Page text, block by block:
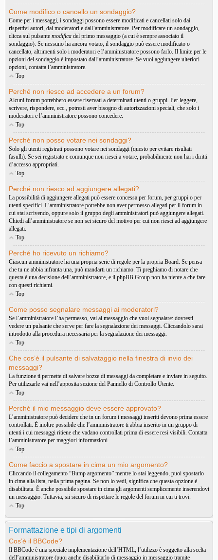
Come modifico o cancello un sondaggio?
Come per i messaggi, i sondaggi possono essere modificati e cancellati solo dai
rispettivi autori, dai moderatori e dall’amministratore. Per modificare un sondaggio,
clicca sul pulsante modifica del primo messaggio (a cui è sempre associato il
sondaggio). Se nessuno ha ancora votato, il sondaggio può essere modificato o
cancellato, altrimenti solo i moderatori e l’amministratore possono farlo. Il limite per le
opzioni del sondaggio è impostato dall’amministratore. Se vuoi aggiungere ulteriori
opzioni, contatta l’amministratore.
Top
Perché non riesco ad accedere a un forum?
Alcuni forum potrebbero essere riservati a determinati utenti o gruppi. Per leggere,
scrivere, rispondere, ecc., potresti aver bisogno di autorizzazioni speciali, che solo i
moderatori e l’amministratore possono concedere.
Top
Perché non posso votare nei sondaggi?
Solo gli utenti registrati possono votare nei sondaggi (questo per evitare risultati
fasulli). Se sei registrato e comunque non riesci a votare, probabilmente non hai i diritti
d’accesso appropriati.
Top
Perché non riesco ad aggiungere allegati?
La possibilità di aggiungere allegati può essere concessa per forum, per gruppi o per
utenti specifici. L’amministratore potrebbe non aver permesso allegati per il forum in
cui stai scrivendo, oppure solo il gruppo degli amministratori può aggiungere allegati.
Chiedi all’amministratore se non sei sicuro del motivo per cui non riesci ad aggiungere
allegati.
Top
Perché ho ricevuto un richiamo?
Ciascun amministratore ha una propria serie di regole per la propria Board. Se pensa
che tu ne abbia infranta una, può mandarti un richiamo. Ti preghiamo di notare che
questa è una decisione dell’amministratore, e il phpBB Group non ha niente a che fare
con questi richiami.
Top
Come posso segnalare messaggi ai moderatori?
Se l’amministratore l’ha permesso, vai al messaggio che vuoi segnalare: dovresti
vedere un pulsante che serve per fare la segnalazione dei messaggi. Cliccandolo sarai
introdotto alla procedura necessaria per la segnalazione dei messaggi.
Top
Che cos’è il pulsante di salvataggio nella finestra di invio dei
messaggi?
La funzione ti permette di salvare bozze di messaggi da completare e inviare in seguito.
Per utilizzarle vai nell’apposita sezione del Pannello di Controllo Utente.
Top
Perché il mio messaggio deve essere approvato?
L’amministratore può decidere che in un forum i messaggi inseriti devono prima essere
controllati. È inoltre possibile che l’amministratore ti abbia inserito in un gruppo di
utenti i cui messaggi ritiene che vadano controllati prima di essere resi visibili. Contatta
l’amministratore per maggiori informazioni.
Top
Come faccio a spostare in cima un mio argomento?
Cliccando il collegamento “Bump argomento” mentre lo stai leggendo, puoi spostarlo
in cima alla lista, nella prima pagina. Se non lo vedi, significa che questa opzione è
disabilitata. È anche possibile spostare in cima gli argomenti semplicemente inserendovi
un messaggio. Tuttavia, sii sicuro di rispettare le regole del forum in cui ti trovi.
Top
Formattazione e tipi di argomenti
Cos’è il BBCode?
Il BBCode è una speciale implementazione dell’HTML; l’utilizzo è soggetto alla scelta
dell’amministratore (puoi anche disabilitarlo di messaggio in messaggio tramite